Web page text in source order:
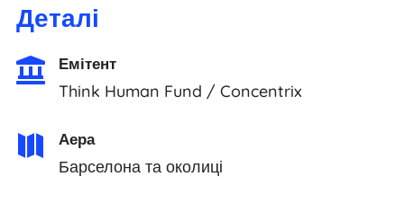
Деталі

Емітент
Think Human Fund / Concentrix

Аера
Барселона та околиці